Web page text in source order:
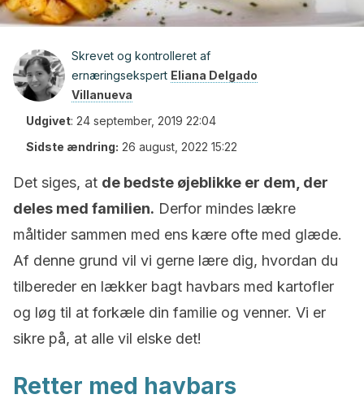
Skrevet og kontrolleret af
ernæringsekspert Eliana Delgado
Villanueva
Udgivet: 24 september, 2019 22:04
Sidste ændring: 26 august, 2022 15:22
Det siges, at de bedste øjeblikke er dem, der
deles med familien. Derfor mindes lækre
måltider sammen med ens kære ofte med glæde.
Af denne grund vil vi gerne lære dig, hvordan du
tilbereder en lækker bagt havbars med kartofler
og løg til at forkæle din familie og venner. Vi er
sikre på, at alle vil elske det!
Retter med havbars